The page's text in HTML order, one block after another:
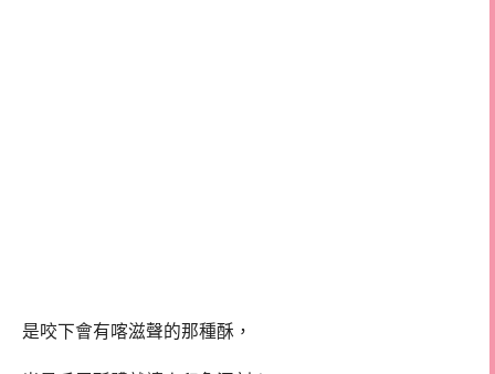
是咬下會有喀滋聲的那種酥，